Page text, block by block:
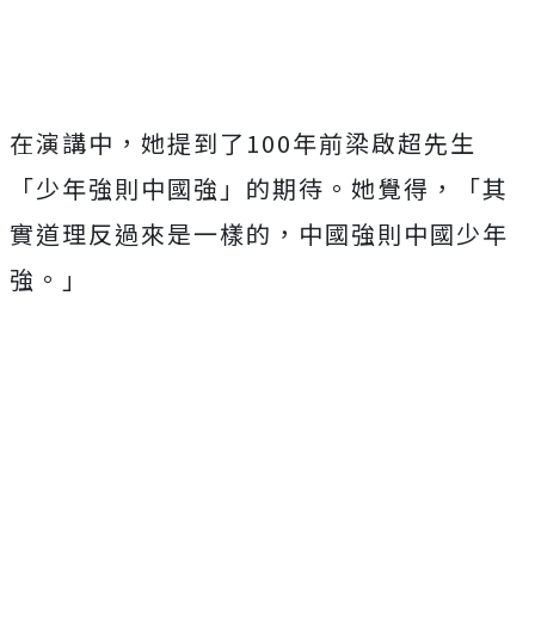
在演講中，她提到了100年前梁啟超先生
「少年強則中國強」的期待。她覺得，「其
實道理反過來是一樣的，中國強則中國少年
強。」